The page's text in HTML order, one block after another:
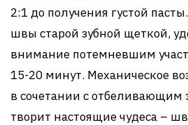
2:1 до получения густой
швы старой зубной щеткой,
внимание потемневшим
15-20 минут. Механическое
в сочетании с отбеливающим
творит настоящие чудеса –